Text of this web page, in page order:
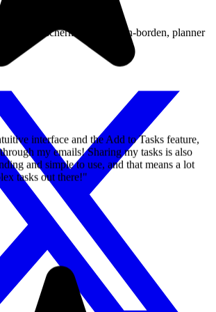
volledig scherm met Kanban-borden, planner